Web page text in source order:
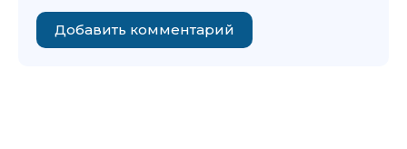
Добавить комментарий